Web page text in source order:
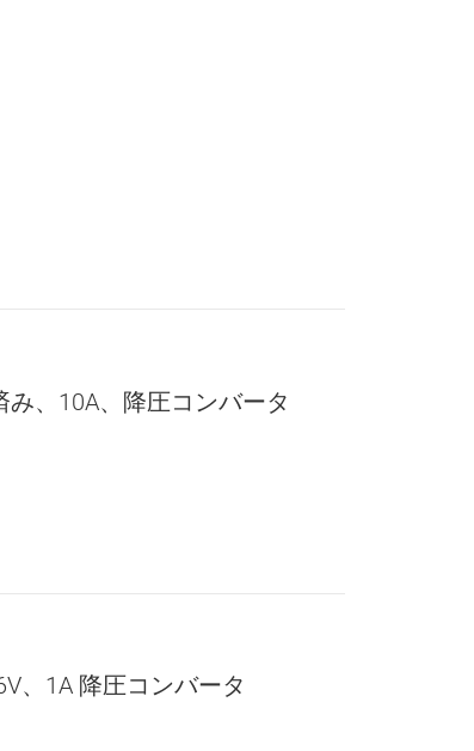
、10A、降圧コンバータ
、1A 降圧コンバータ